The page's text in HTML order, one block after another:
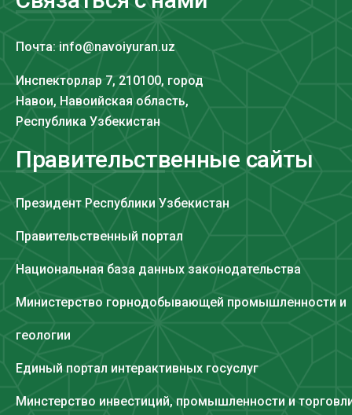
Почта: info@navoiyuran.uz
Инспекторлар 7, 210100, город
Навои, Навоийская область,
Республика Узбекистан
Правительственные сайты
Президент Республики Узбекистан
Правительственный портал
Национальная база данных законодательства
Министерство горнодобывающей промышленности и
геологии
Единый портал интерактивных госуслуг
Минстерство инвестиций, промышленности и